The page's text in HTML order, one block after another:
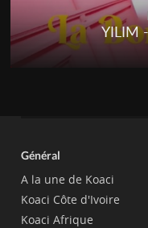
YILIM
Général
A la une de Koaci
Koaci Côte d'Ivoire
Koaci Afrique